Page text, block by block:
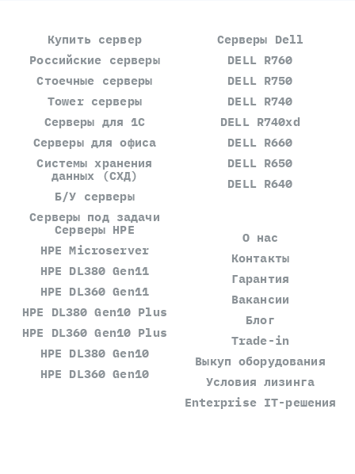
Купить сервер
Российские серверы
Стоечные серверы
Tower серверы
Серверы для 1С
Серверы для офиса
Системы хранения
данных (СХД)
Б/У серверы
Серверы под задачи
Серверы Dell
DELL R760
DELL R750
DELL R740
DELL R740xd
DELL R660
DELL R650
DELL R640
Серверы HPE
HPE Microserver
HPE DL380 Gen11
HPE DL360 Gen11
HPE DL380 Gen10 Plus
HPE DL360 Gen10 Plus
HPE DL380 Gen10
HPE DL360 Gen10
О нас
Контакты
Гарантия
Вакансии
Блог
Trade-in
Выкуп оборудования
Условия лизинга
Enterprise IT-решения